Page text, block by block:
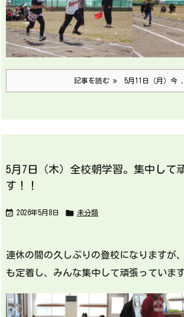
記事を読む 5月11日（月）今
5月7日（木）全校朝学習。集中して
す！！
 2026年5月8日  未分類
連休の間の久しぶりの登校になりますが
も定着し、みんな集中して頑張っています